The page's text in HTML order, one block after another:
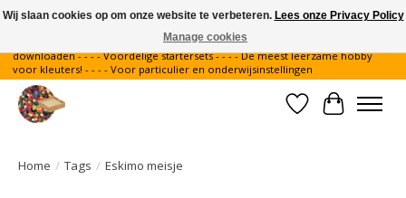
Gratis verzending binnen Nederland - - - - Legvoorbeelden gratis te
downloaden - - - - Voordelige startersets - - - - De meest leerzame hobby
voor kleuters! - - - - Voor particulier en onderwijsinstellingen
Verlanglijst
Home / Tags / Eskimo meisje
Wij slaan cookies op om onze website te verbeteren. Lees onze Privacy Policy
Manage cookies